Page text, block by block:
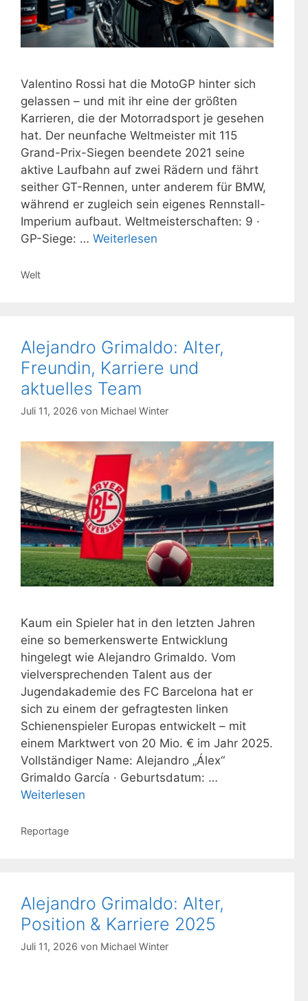
Valentino Rossi hat die MotoGP hinter sich
gelassen – und mit ihr eine der größten
Karrieren, die der Motorradsport je gesehen
hat. Der neunfache Weltmeister mit 115
Grand-Prix-Siegen beendete 2021 seine
aktive Laufbahn auf zwei Rädern und fährt
seither GT-Rennen, unter anderem für BMW,
während er zugleich sein eigenes Rennstall-
Imperium aufbaut. Weltmeisterschaften: 9 ·
GP-Siege: … Weiterlesen
Kategorien
Welt
Alejandro Grimaldo: Alter,
Freundin, Karriere und
aktuelles Team
Juli 11, 2026 von Michael Winter
Kaum ein Spieler hat in den letzten Jahren
eine so bemerkenswerte Entwicklung
hingelegt wie Alejandro Grimaldo. Vom
vielversprechenden Talent aus der
Jugendakademie des FC Barcelona hat er
sich zu einem der gefragtesten linken
Schienenspieler Europas entwickelt – mit
einem Marktwert von 20 Mio. € im Jahr 2025.
Vollständiger Name: Alejandro „Álex“
Grimaldo García · Geburtsdatum: …
Weiterlesen
Kategorien
Reportage
Alejandro Grimaldo: Alter,
Position & Karriere 2025
Juli 11, 2026 von Michael Winter